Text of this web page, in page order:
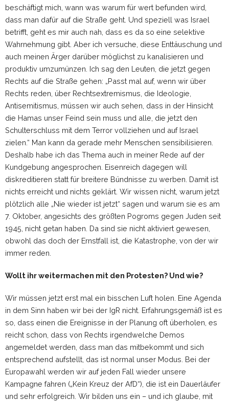
beschäftigt mich, wann was warum für wert befunden wird,
dass man dafür auf die Straße geht. Und speziell was Israel
betrifft, geht es mir auch nah, dass es da so eine selektive
Wahrnehmung gibt. Aber ich versuche, diese Enttäuschung und
auch meinen Ärger darüber möglichst zu kanalisieren und
produktiv umzumünzen. Ich sag den Leuten, die jetzt gegen
Rechts auf die Straße gehen: „Passt mal auf, wenn wir über
Rechts reden, über Rechtsextremismus, die Ideologie,
Antisemitismus, müssen wir auch sehen, dass in der Hinsicht
die Hamas unser Feind sein muss und alle, die jetzt den
Schulterschluss mit dem Terror vollziehen und auf Israel
zielen.“ Man kann da gerade mehr Menschen sensibilisieren.
Deshalb habe ich das Thema auch in meiner Rede auf der
Kundgebung angesprochen. Eisenreich dagegen will
diskreditieren statt für breitere Bündnisse zu werben. Damit ist
nichts erreicht und nichts geklärt. Wir wissen nicht, warum jetzt
plötzlich alle „Nie wieder ist jetzt“ sagen und warum sie es am
7. Oktober, angesichts des größten Pogroms gegen Juden seit
1945, nicht getan haben. Da sind sie nicht aktiviert gewesen,
obwohl das doch der Ernstfall ist, die Katastrophe, von der wir
immer reden.
Wollt ihr weitermachen mit den Protesten? Und wie?
Wir müssen jetzt erst mal ein bisschen Luft holen. Eine Agenda
in dem Sinn haben wir bei der IgR nicht. Erfahrungsgemäß ist es
so, dass einen die Ereignisse in der Planung oft überholen, es
reicht schon, dass von Rechts irgendwelche Demos
angemeldet werden, dass man das mitbekommt und sich
entsprechend aufstellt, das ist normal unser Modus. Bei der
Europawahl werden wir auf jeden Fall wieder unsere
Kampagne fahren („Kein Kreuz der AfD“), die ist ein Dauerläufer
und sehr erfolgreich. Wir bilden uns ein – und ich glaube, mit